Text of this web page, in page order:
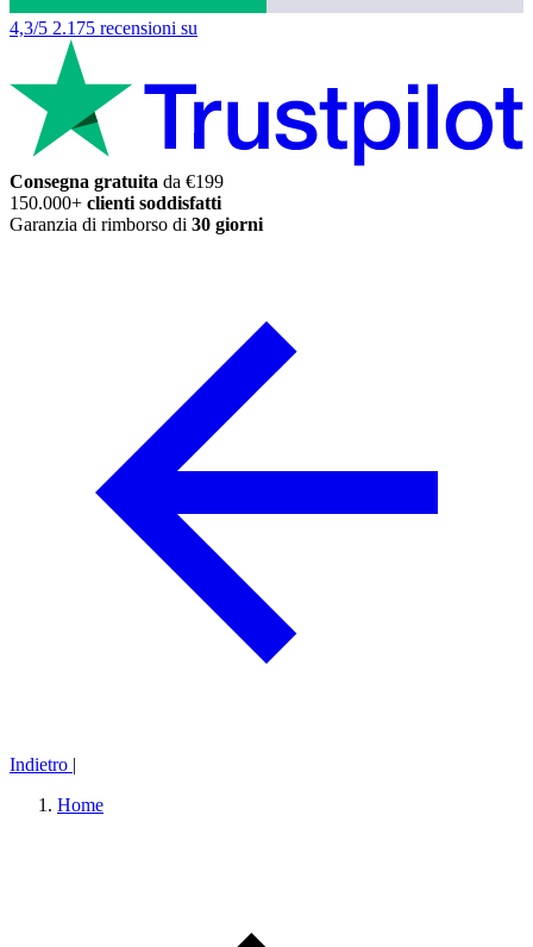
4,3/5 2.175 recensioni su
Consegna gratuita da €199
150.000+ clienti soddisfatti
Garanzia di rimborso di 30 giorni
Indietro |
Home